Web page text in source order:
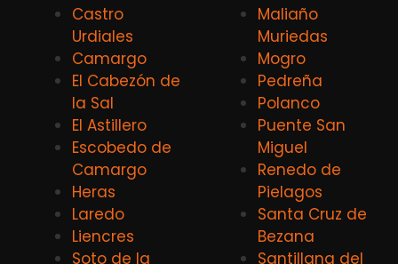
Castro
Urdiales
Camargo
El Cabezón de
la Sal
El Astillero
Escobedo de
Camargo
Heras
Laredo
Liencres
Soto de la
Maliaño
Muriedas
Mogro
Pedreña
Polanco
Puente San
Miguel
Renedo de
Pielagos
Santa Cruz de
Bezana
Santillana del